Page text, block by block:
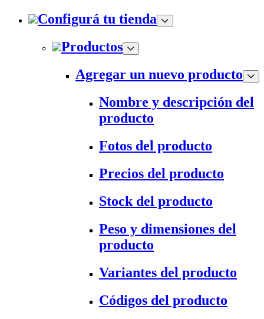
Configurá tu tienda
Productos
Agregar un nuevo producto
Nombre y descripción del
producto
Fotos del producto
Precios del producto
Stock del producto
Peso y dimensiones del
producto
Variantes del producto
Códigos del producto